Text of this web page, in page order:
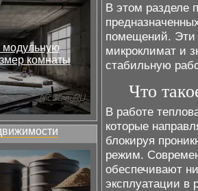
модульную
комнаты
В этом разделе
помещений. Эти
микроклимат и
стабильную
Что
В работе
которые
блокируя
режим.
обеспечивают
эксплуатации